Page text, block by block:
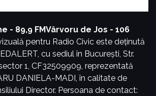
- 89,9 FMVârvoru de Jos - 106
pentru Radio Civic este deținută
cu sediul în București, Str.
1, CF32509909, reprezentată
DANIELA-MADI, în calitate de
Director. Persoana de contact: